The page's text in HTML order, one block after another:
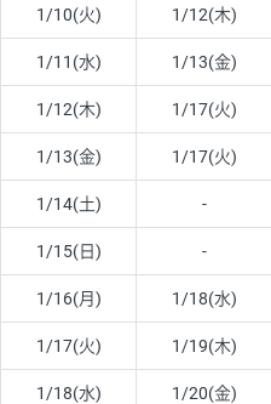
1/10(火) 1/12(木)
1/11(水) 1/13(金)
1/12(木) 1/17(火)
1/13(金) 1/17(火)
1/14(土) -
1/15(日) -
1/16(月) 1/18(水)
1/17(火) 1/19(木)
1/18(水) 1/20(金)